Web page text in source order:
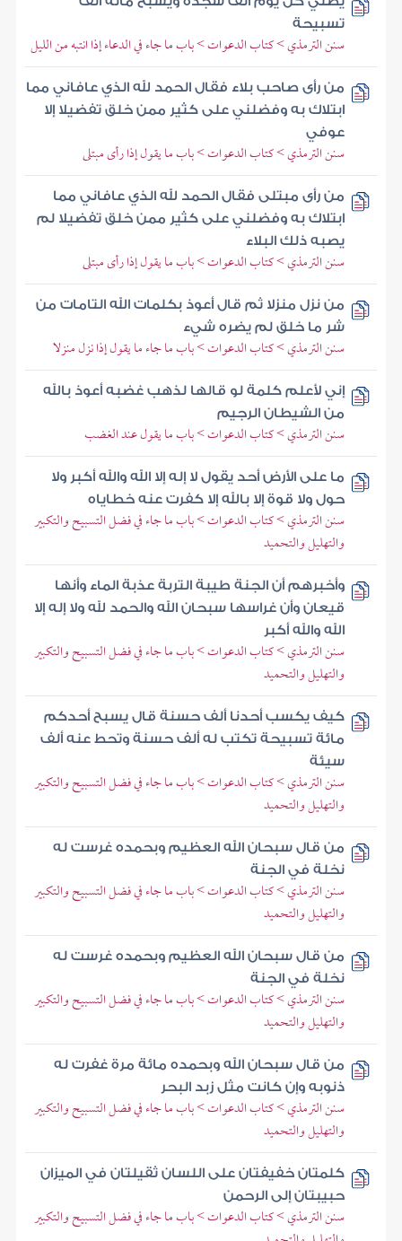
تسبيحة
سنن الترمذي > كتاب الدعوات > باب ما جاء في الدعاء إذا انتبه من الليل
من رأى صاحب بلاء فقال الحمد لله الذي عافاني مما
ابتلاك به وفضلني على كثير ممن خلق تفضيلا إلا
عوفي
سنن الترمذي > كتاب الدعوات > باب ما يقول إذا رأى مبتلى
من رأى مبتلى فقال الحمد لله الذي عافاني مما
ابتلاك به وفضلني على كثير ممن خلق تفضيلا لم
يصبه ذلك البلاء
سنن الترمذي > كتاب الدعوات > باب ما يقول إذا رأى مبتلى
من نزل منزلا ثم قال أعوذ بكلمات الله التامات من
شر ما خلق لم يضره شيء
سنن الترمذي > كتاب الدعوات > باب ما جاء ما يقول إذا نزل منزلا
إني لأعلم كلمة لو قالها لذهب غضبه أعوذ بالله
من الشيطان الرجيم
سنن الترمذي > كتاب الدعوات > باب ما يقول عند الغضب
ما على الأرض أحد يقول لا إله إلا الله والله أكبر ولا
حول ولا قوة إلا بالله إلا كفرت عنه خطاياه
سنن الترمذي > كتاب الدعوات > باب ما جاء في فضل التسبيح والتكبير
والتهليل والتحميد
وأخبرهم أن الجنة طيبة التربة عذبة الماء وأنها
قيعان وأن غراسها سبحان الله والحمد لله ولا إله إلا
الله والله أكبر
سنن الترمذي > كتاب الدعوات > باب ما جاء في فضل التسبيح والتكبير
والتهليل والتحميد
كيف يكسب أحدنا ألف حسنة قال يسبح أحدكم
مائة تسبيحة تكتب له ألف حسنة وتحط عنه ألف
سيئة
سنن الترمذي > كتاب الدعوات > باب ما جاء في فضل التسبيح والتكبير
والتهليل والتحميد
من قال سبحان الله العظيم وبحمده غرست له
نخلة في الجنة
سنن الترمذي > كتاب الدعوات > باب ما جاء في فضل التسبيح والتكبير
والتهليل والتحميد
من قال سبحان الله العظيم وبحمده غرست له
نخلة في الجنة
سنن الترمذي > كتاب الدعوات > باب ما جاء في فضل التسبيح والتكبير
والتهليل والتحميد
من قال سبحان الله وبحمده مائة مرة غفرت له
ذنوبه وإن كانت مثل زبد البحر
سنن الترمذي > كتاب الدعوات > باب ما جاء في فضل التسبيح والتكبير
والتهليل والتحميد
كلمتان خفيفتان على اللسان ثقيلتان في الميزان
حبيبتان إلى الرحمن
سنن الترمذي > كتاب الدعوات > باب ما جاء في فضل التسبيح والتكبير